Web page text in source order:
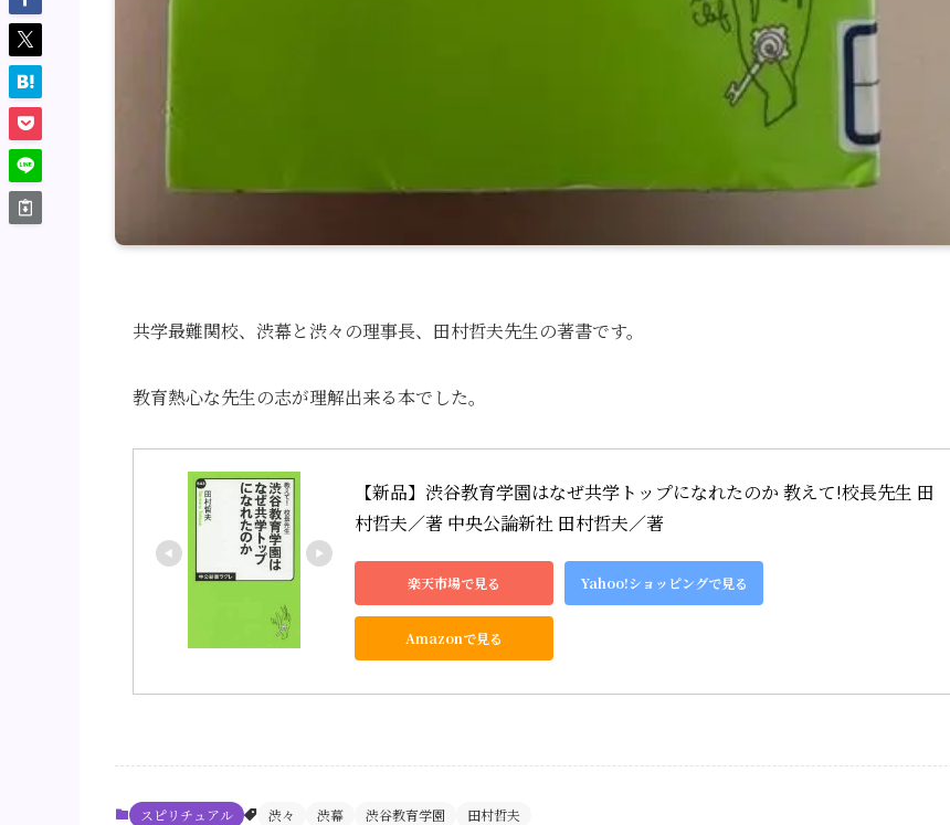
共学最難関校、渋幕と渋々の理事長、田村哲夫先生の著書です。
教育熱心な先生の志が理解出来る本でした。
【新品】渋谷教育学園はなぜ共学トップになれたのか 教えて!校長先生 田
村哲夫／著 中央公論新社 田村哲夫／著
楽天市場で見る Yahoo!ショッピングで見る
Amazonで見る
スピリチュアル 渋々 渋幕 渋谷教育学園 田村哲夫